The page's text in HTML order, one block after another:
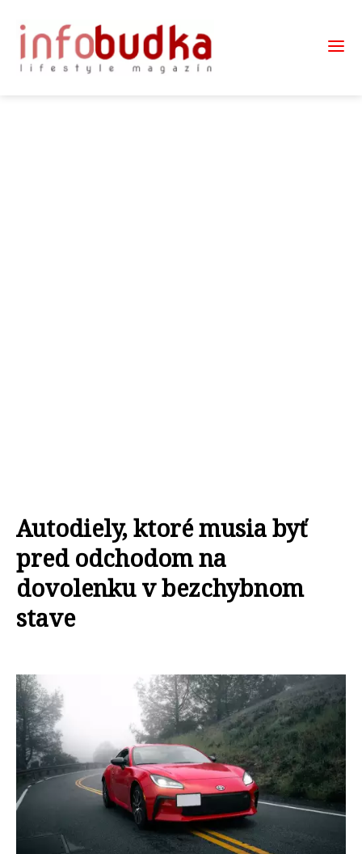
Autodiely, ktoré musia byť
pred odchodom na
dovolenku v bezchybnom
stave